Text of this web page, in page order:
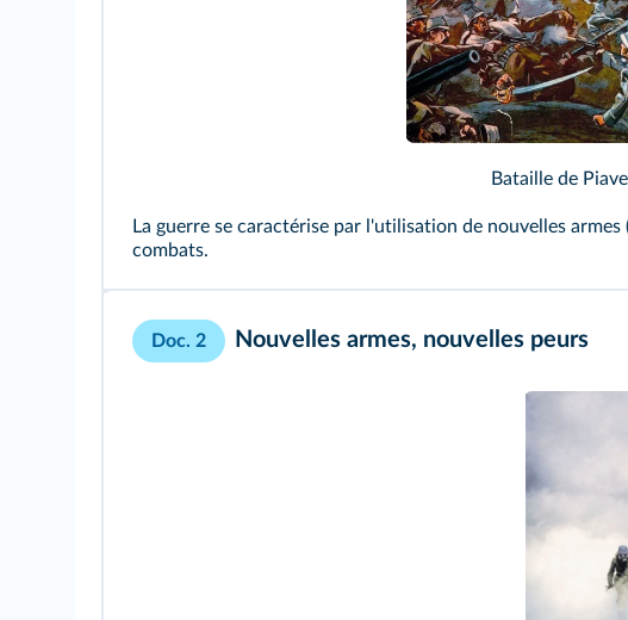
Bataille de
La guerre se caractérise par l'utilisation de nouvelles
combats.
Doc. 2 Nouvelles armes, nouvelles peurs